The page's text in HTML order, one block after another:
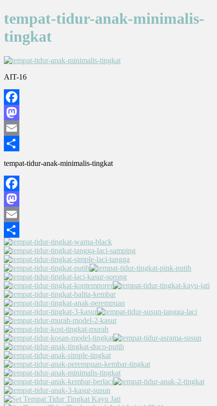
tempat-tidur-anak-minimalis-
tingkat
AIT-16
Facebook
Mastodon
Email
tempat-tidur-anak-minimalis-tingkat
Facebook
Mastodon
Email
Share